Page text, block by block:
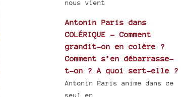
nous vient
Antonin Paris dans
COLÉRIQUE - Comment
grandit-on en colère ?
Comment s’en débarrasse-
t-on ? A quoi sert-elle ?
Antonin Paris anime dans ce
seul en